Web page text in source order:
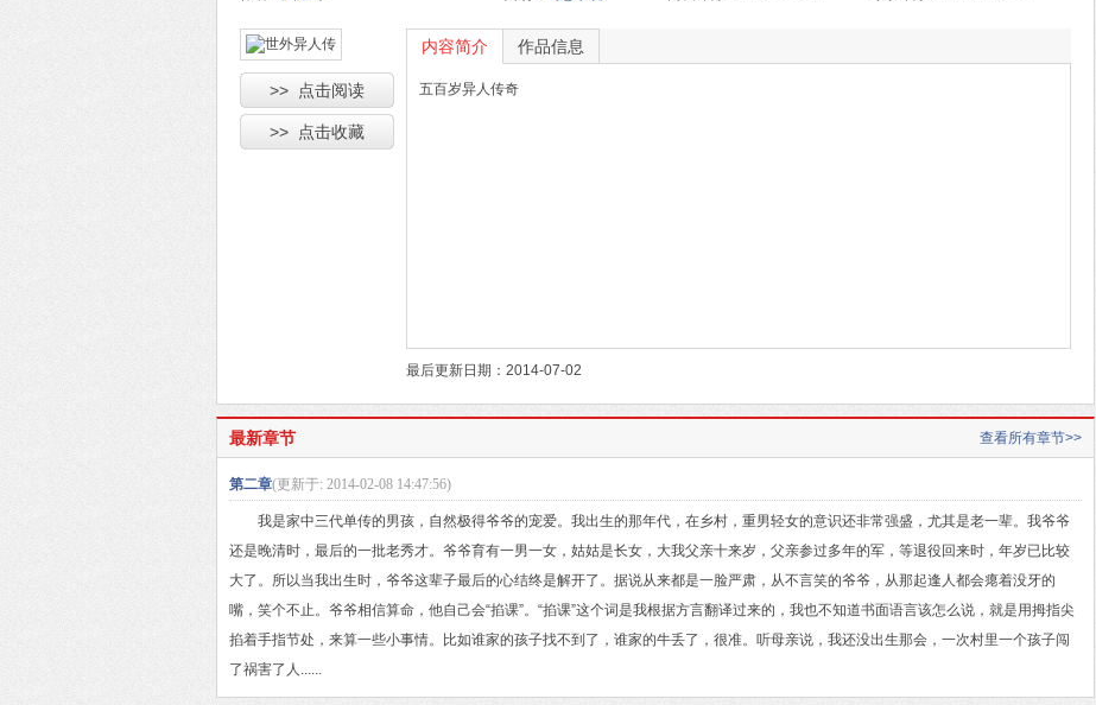
>> 点击阅读
>> 点击收藏
内容简介 作品信息
五百岁异人传奇
最后更新日期：2014-07-02
查看所有章节>>
最新章节
第二章(更新于: 2014-02-08 14:47:56)
我是家中三代单传的男孩，自然极得爷爷的宠爱。我出生的那年代，在乡村，重男轻女的意识还非常强盛，尤其是老一辈。我爷爷
还是晚清时，最后的一批老秀才。爷爷育有一男一女，姑姑是长女，大我父亲十来岁，父亲参过多年的军，等退役回来时，年岁已比较
大了。所以当我出生时，爷爷这辈子最后的心结终是解开了。据说从来都是一脸严肃，从不言笑的爷爷，从那起逢人都会瘪着没牙的
嘴，笑个不止。爷爷相信算命，他自己会“掐课”。“掐课”这个词是我根据方言翻译过来的，我也不知道书面语言该怎么说，就是用拇指尖
掐着手指节处，来算一些小事情。比如谁家的孩子找不到了，谁家的牛丢了，很准。听母亲说，我还没出生那会，一次村里一个孩子闯
了祸害了人......